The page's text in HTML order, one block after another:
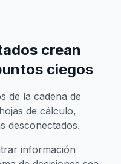
crean
ciegos
de la cadena de
de cálculo,
desconectados.
información